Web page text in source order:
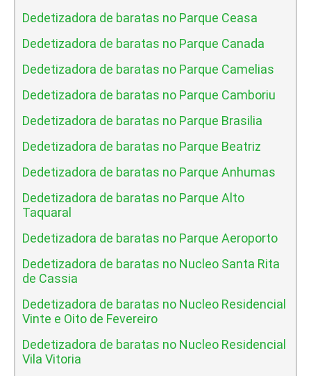
Dedetizadora de baratas no Parque Ceasa
Dedetizadora de baratas no Parque Canada
Dedetizadora de baratas no Parque Camelias
Dedetizadora de baratas no Parque Camboriu
Dedetizadora de baratas no Parque Brasilia
Dedetizadora de baratas no Parque Beatriz
Dedetizadora de baratas no Parque Anhumas
Dedetizadora de baratas no Parque Alto
Taquaral
Dedetizadora de baratas no Parque Aeroporto
Dedetizadora de baratas no Nucleo Santa Rita
de Cassia
Dedetizadora de baratas no Nucleo Residencial
Vinte e Oito de Fevereiro
Dedetizadora de baratas no Nucleo Residencial
Vila Vitoria